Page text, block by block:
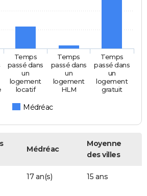
Médréac
Temps
passé dans
un
logement
locatif
Temps
passé dans
un
logement
HLM
Temps
passé dans
un
logement
gratuit
Médréac
Moyenne
des villes
17 an(s) 15 ans